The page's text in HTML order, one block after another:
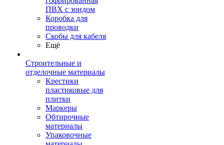
ПВХ с зондом
Коробка для
проводки
Скобы для кабеля
Ещё
Строительные и
отделочные материалы
Крестики
пластиковые для
плитки
Маркеры
Обтирочные
материалы
Упаковочные